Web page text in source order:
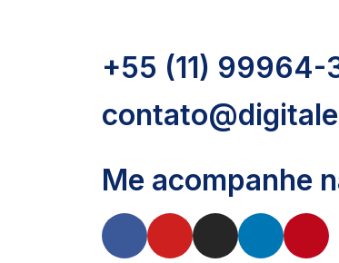
+55 (11) 99964-
Me acompanhe